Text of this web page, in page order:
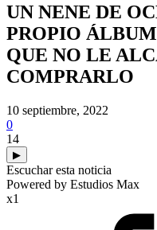
UN NENE DE
PROPIO
QUE NO LE
COMPRARLO
10 septiembre, 2022
0
14
▶
Escuchar esta noticia
Powered by Estudios Max
x1